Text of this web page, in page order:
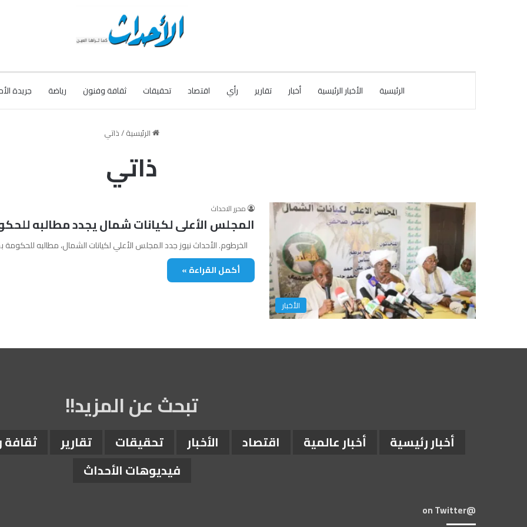
الرئيسية الأخبار الرئيسية أخبار تقارير رأي اقتصاد تحقيقات ثقافة وفنون رياضة جريدة
الرئيسية/ذاتي
ذاتي
الأخبار
محرر الاحداث
المجلس الأعلى لكيانات شمال يجدد مطالبه
الخرطوم. الأحداث نيوز جدد المجلس الأعلي لكيانات الشمال، مطالبه
أكمل القراءة »
تبحث عن المزيد!!
أخبار رئيسية أخبار عالمية اقتصاد الأخبار تحقيقات تقارير
فيديوهات الأحداث
@on Twitter